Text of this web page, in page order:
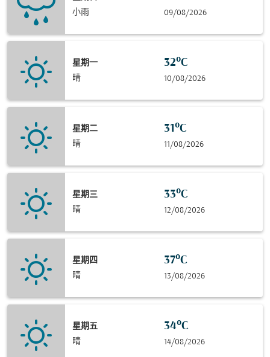
小雨
09/08/2026
星期一
晴
32°C
10/08/2026
星期二
晴
31°C
11/08/2026
星期三
晴
33°C
12/08/2026
星期四
晴
37°C
13/08/2026
星期五
晴
34°C
14/08/2026